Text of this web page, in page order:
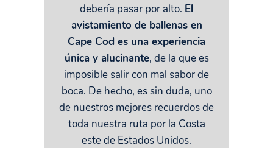
debería pasar por alto. El
avistamiento de ballenas en
Cape Cod es una experiencia
única y alucinante, de la que es
imposible salir con mal sabor de
boca. De hecho, es sin duda, uno
de nuestros mejores recuerdos de
toda nuestra ruta por la Costa
este de Estados Unidos.